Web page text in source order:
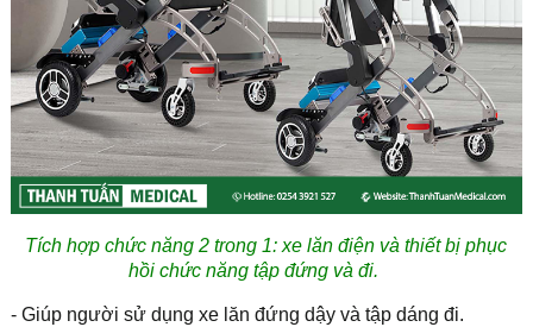
Tích hợp chức năng 2 trong 1: xe lăn điện và thiết bị phục
hồi chức năng tập đứng và đi.
- Giúp người sử dụng xe lăn đứng dậy và tập dáng đi.